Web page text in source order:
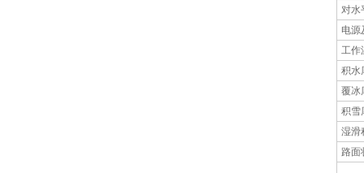
对水
电源
工作
积水
覆冰
积雪
湿滑
路面